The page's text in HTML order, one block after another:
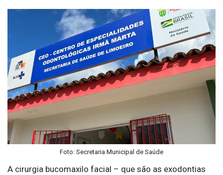
Foto: Secretaria Municipal de Saúde
A cirurgia bucomaxilo facial – que são as exodontias